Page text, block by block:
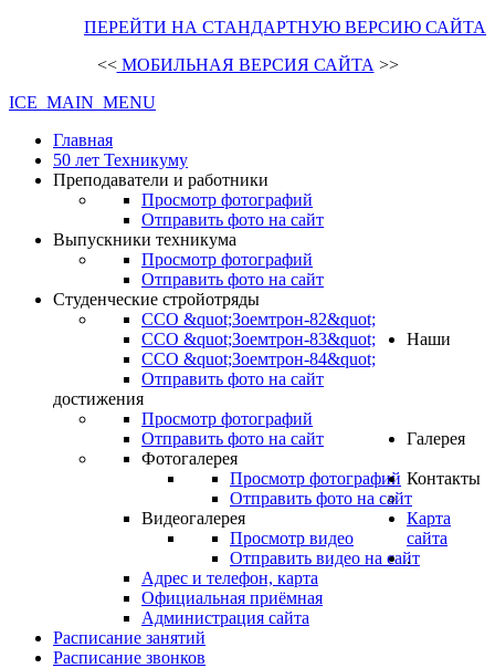
ПЕРЕЙТИ НА СТАНДАРТНУЮ ВЕРСИЮ САЙТА
<<МОБИЛЬНАЯ ВЕРСИЯ САЙТА >>
ICE_MAIN_MENU
Главная
50 лет Техникуму
Преподаватели и работники
Просмотр фотографий
Отправить фото на сайт
Выпускники техникума
Просмотр фотографий
Отправить фото на сайт
Студенческие стройотряды
ССО &quot;Зоемтрон-82&quot;
ССО &quot;Зоемтрон-83&quot;
ССО &quot;Зоемтрон-84&quot;
Отправить фото на сайт
Наши
достижения
Просмотр фотографий
Отправить фото на сайт
Галерея
Фотогалерея
Просмотр фотографий
Отправить фото на сайт
Видеогалерея
Просмотр видео
Отправить видео на сайт
Контакты
Адрес и телефон, карта
Официальная приёмная
Администрация сайта
Карта
сайта
.
Расписание занятий
Расписание звонков